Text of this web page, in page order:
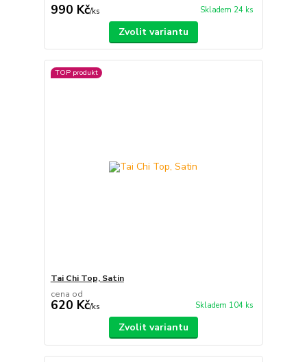
990 Kč/ks Skladem 24 ks
Zvolit variantu
TOP produkt
Tai Chi Top, Satin
cena od
620 Kč/ks Skladem 104 ks
Zvolit variantu